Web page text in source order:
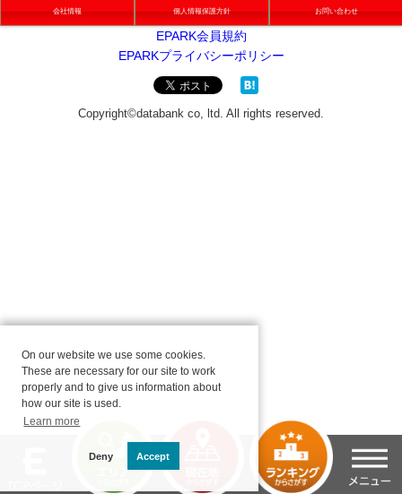
会社情報 個人情報保護方針 お問い合わせ
On our website we use some cookies.
These are necessary for our site to work
properly and to give us information about
how our site is used.
Learn more
Deny Accept